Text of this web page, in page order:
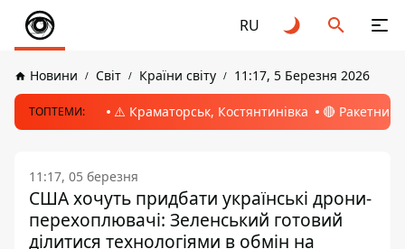
RU
Новини Світ Країни світу 11:17, 5 Березня 2026
ТОПТЕМИ: ⚠️ Краматорськ, Костянтинівка 🔴 Ракетний
11:17, 05 березня
США хочуть придбати українські дрони-
перехоплювачі: Зеленський готовий
ділитися технологіями в обмін на